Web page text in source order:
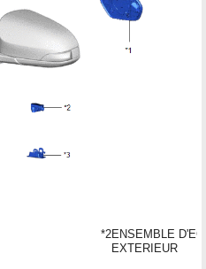
*2ENSEMBLE
EXTERIEUR